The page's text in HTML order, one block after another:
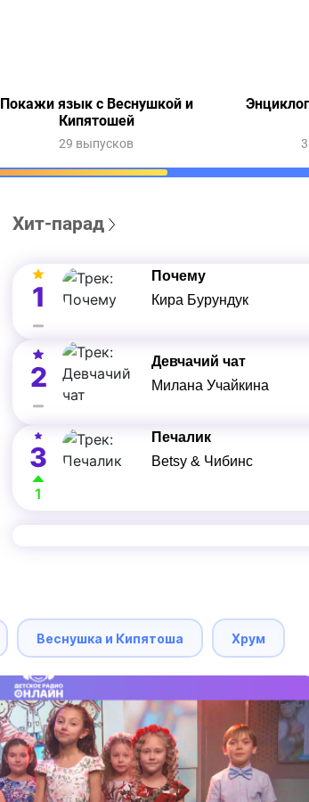
Покажи язык с Веснушкой и
Кипятошей
29 выпусков
Хит-парад
1
Почему
Кира Бурундук
2
Девчачий чат
Милана Учайкина
3
1
Печалик
Betsy & Чибинс
Веснушка и Кипятоша Хрум